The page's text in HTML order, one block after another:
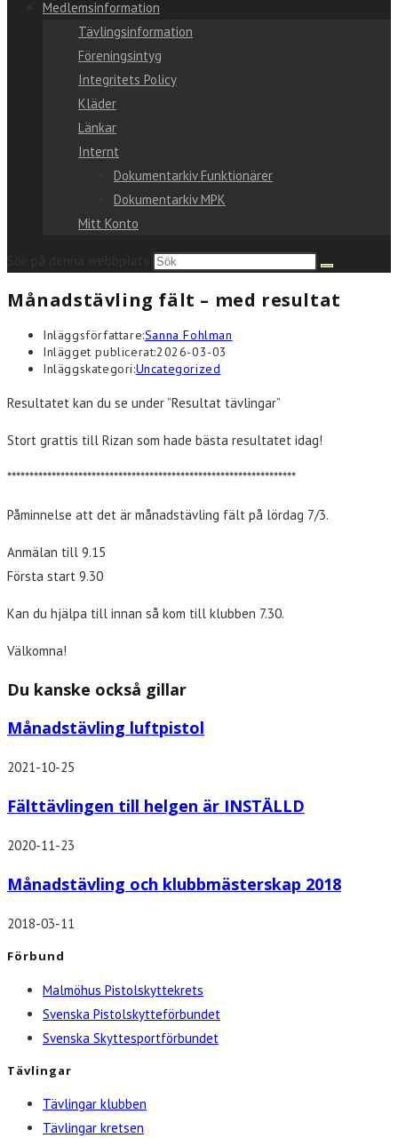
Medlemsinformation
Tävlingsinformation
Föreningsintyg
Integritets Policy
Kläder
Länkar
Internt
Dokumentarkiv Funktionärer
Dokumentarkiv MPK
Mitt Konto
Månadstävling fält – med resultat
Inläggsförfattare:Sanna Fohlman
Inlägget publicerat:2026-03-03
Inläggskategori:Uncategorized
Resultatet kan du se under ”Resultat tävlingar”
Stort grattis till Rizan som hade bästa resultatet idag!
*****************************************************************
Påminnelse att det är månadstävling fält på lördag 7/3.
Anmälan till 9.15
Första start 9.30
Kan du hjälpa till innan så kom till klubben 7.30.
Välkomna!
Du kanske också gillar
Månadstävling luftpistol
2021-10-25
Fälttävlingen till helgen är INSTÄLLD
2020-11-23
Månadstävling och klubbmästerskap 2018
2018-03-11
Förbund
Malmöhus Pistolskyttekrets
Svenska Pistolskytteförbundet
Svenska Skyttesportförbundet
Tävlingar
Tävlingar klubben
Tävlingar kretsen